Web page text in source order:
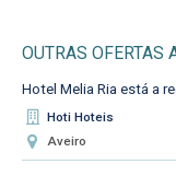
OUTRAS OFERTAS
Hotel Melia Ria está a
Hoti Hoteis
Aveiro